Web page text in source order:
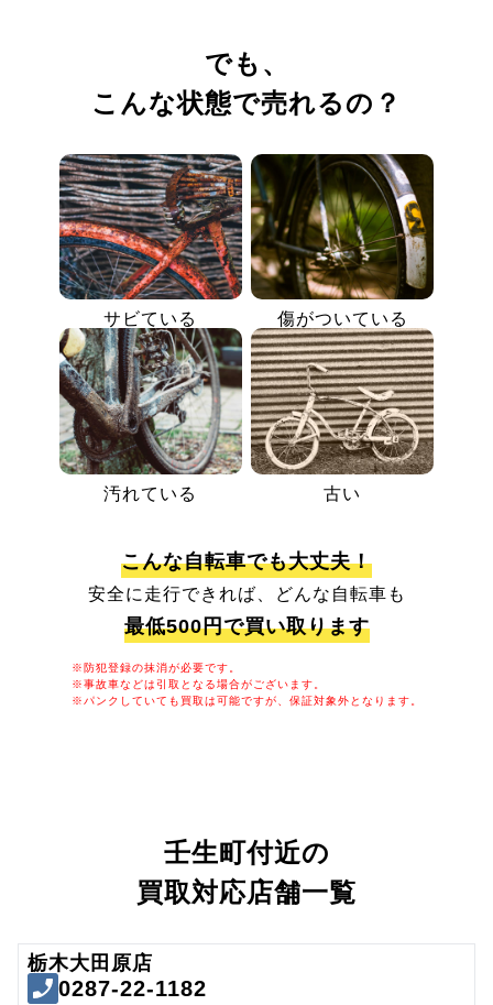
でも、
こんな状態で売れるの？
サビている 傷がついている
汚れている 古い
こんな自転車でも大丈夫！
安全に走行できれば、どんな自転車も
最低500円で買い取ります
※防犯登録の抹消が必要です。
※事故車などは引取となる場合がございます。
※パンクしていても買取は可能ですが、保証対象外となります。
壬生町付近の
買取対応店舗一覧
栃木大田原店
0287-22-1182